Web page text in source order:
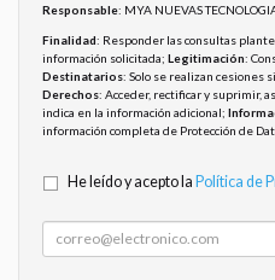
Responsable: MYA NUEVAS
Finalidad: Responder las consultas
información solicitada; Legitimación:
Destinatarios: Solo se realizan cesiones
Derechos: Acceder, rectificar y suprimir,
indica en la información adicional;
información completa de Protección de
He leído y acepto la Política de